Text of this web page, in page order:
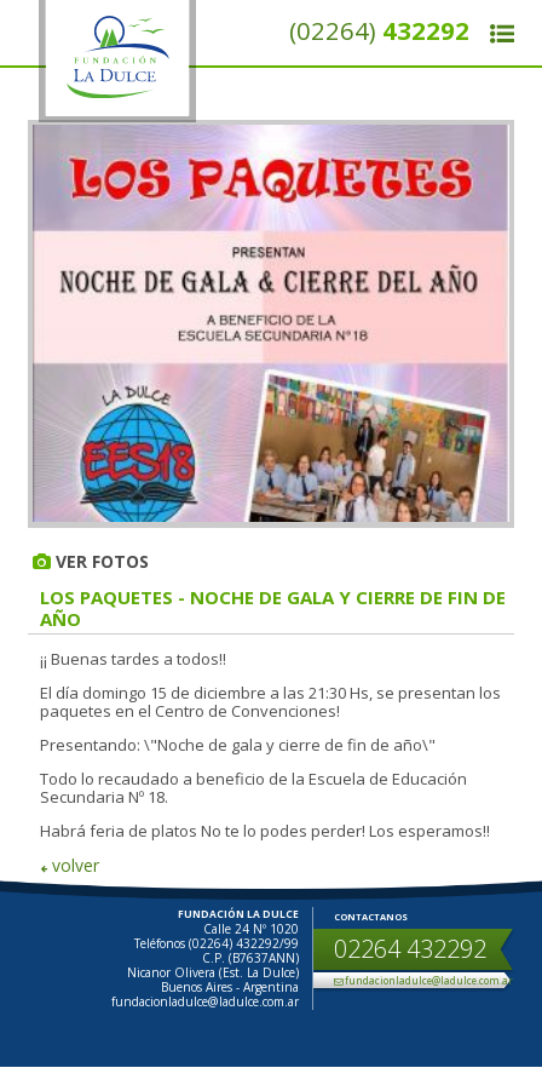
(02264) 432292
VER FOTOS
LOS PAQUETES - NOCHE DE GALA Y CIERRE DE FIN DE
AÑO
¡¡ Buenas tardes a todos!!
El día domingo 15 de diciembre a las 21:30 Hs, se presentan los
paquetes en el Centro de Convenciones!
Presentando: \"Noche de gala y cierre de fin de año\"
Todo lo recaudado a beneficio de la Escuela de Educación
Secundaria Nº 18.
Habrá feria de platos No te lo podes perder! Los esperamos!!
volver
FUNDACIÓN LA DULCE
Calle 24 Nº 1020
Teléfonos (02264) 432292/99
C.P. (B7637ANN)
Nicanor Olivera (Est. La Dulce)
Buenos Aires - Argentina
fundacionladulce@ladulce.com.ar
CONTACTANOS
02264 432292
fundacionladulce@ladulce.com.ar